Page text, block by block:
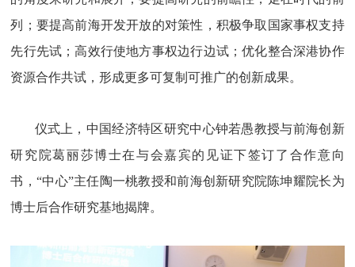
列；要提高前海开发开放的对策性，积极争取国家事权支持
先行先试；高效行使地方事权边行边试；优化整合深港协作
资源合作共试，形成更多可复制可推广的创新成果。
仪式上，中国经济特区研究中心钟若愚教授与前海创新
研究院葛丽莎博士在与会嘉宾的见证下签订了合作意向
书，“中心”主任陶一桃教授和前海创新研究院陈坤耀院长为
博士后合作研究基地揭牌。